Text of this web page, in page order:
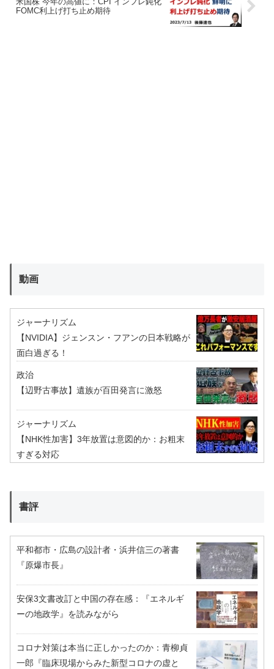
FOMC利上げ打ち止め期待
動画
ジャーナリズム
【NVIDIA】ジェンスン・フアンの日本戦略が
面白過ぎる！
政治
【辺野古事故】遺族が百田発言に激怒
ジャーナリズム
【NHK性加害】3年放置は意図的か：お粗末
すぎる対応
書評
平和都市・広島の設計者・浜井信三の著書
『原爆市長』
安保3文書改訂と中国の存在感：『エネルギ
ーの地政学』を読みながら
コロナ対策は本当に正しかったのか：青柳貞
一郎『臨床現場からみた新型コロナの虚と